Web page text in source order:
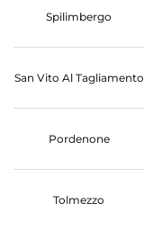
Spilimbergo
San Vito Al Tagliamento
Pordenone
Tolmezzo